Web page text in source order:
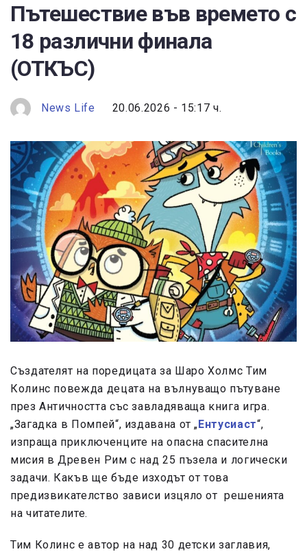
Пътешествие във времето с
18 различни финала
(ОТКЪС)
News Life 20.06.2026 - 15:17 ч.
Създателят на поредицата за Шаро Холмс Тим
Колинс повежда децата на вълнуващо пътуване
през Античността със завладяваща книга игра.
„Загадка в Помпей“, издавана от „Ентусиаст“,
изпраща приключенците на опасна спасителна
мисия в Древен Рим с над 25 пъзела и логически
задачи. Какъв ще бъде изходът от това
предизвикателство зависи изцяло от решенията
на читателите.
Тим Колинс е автор на над 30 детски заглавия,